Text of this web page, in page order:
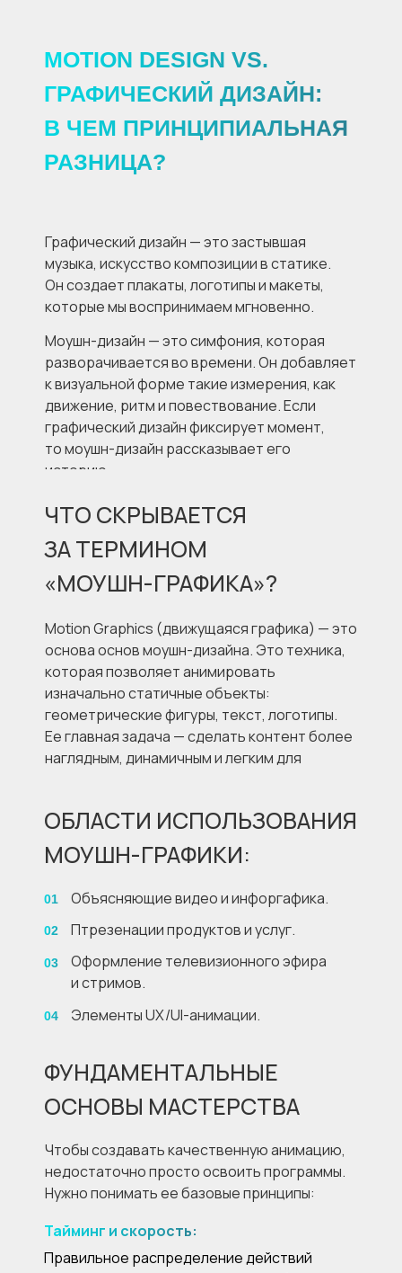
MOTION DESIGN VS.
ГРАФИЧЕСКИЙ ДИЗАЙН:
В ЧЕМ ПРИНЦИПИАЛЬНАЯ
РАЗНИЦА?
Графический дизайн — это застывшая
музыка, искусство композиции в статике.
Он создает плакаты, логотипы и макеты,
которые мы воспринимаем мгновенно.
Моушн-дизайн — это симфония, которая
разворачивается во времени. Он добавляет
к визуальной форме такие измерения, как
движение, ритм и повествование. Если
графический дизайн фиксирует момент,
то моушн-дизайн рассказывает его
историю.
ЧТО СКРЫВАЕТСЯ
ЗА ТЕРМИНОМ
«МОУШН-ГРАФИКА»?
Motion Graphics (движущаяся графика) — это
основа основ моушн-дизайна. Это техника,
которая позволяет анимировать
изначально статичные объекты:
геометрические фигуры, текст, логотипы.
Ее главная задача — сделать контент более
наглядным, динамичным и легким для
ОБЛАСТИ ИСПОЛЬЗОВАНИЯ
МОУШН-ГРАФИКИ:
Оформление телевизионного эфира
и стримов.
03
Элементы UX/UI-анимации.
04
Объясняющие видео и инфоргафика.
01
Птрезенации продуктов и услуг.
02
ФУНДАМЕНТАЛЬНЫЕ
ОСНОВЫ МАСТЕРСТВА
Чтобы создавать качественную анимацию,
недостаточно просто освоить программы.
Нужно понимать ее базовые принципы:
Тайминг и скорость:
Правильное распределение действий